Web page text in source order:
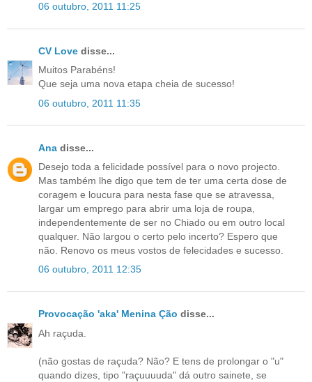
06 outubro, 2011 11:25
CV Love disse...
Muitos Parabéns!
Que seja uma nova etapa cheia de sucesso!
06 outubro, 2011 11:35
Ana disse...
Desejo toda a felicidade possível para o novo projecto.
Mas também lhe digo que tem de ter uma certa dose de
coragem e loucura para nesta fase que se atravessa,
largar um emprego para abrir uma loja de roupa,
independentemente de ser no Chiado ou em outro local
qualquer. Não largou o certo pelo incerto? Espero que
não. Renovo os meus vostos de felecidades e sucesso.
06 outubro, 2011 12:35
Provocação 'aka' Menina Ção disse...
Ah raçuda.
(não gostas de raçuda? Não? E tens de prolongar o "u"
quando dizes, tipo "raçuuuuda" dá outro sainete, se